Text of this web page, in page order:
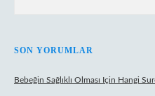
SON YORUMLAR
Bebeğin Sağlıklı Olması Için Hangi